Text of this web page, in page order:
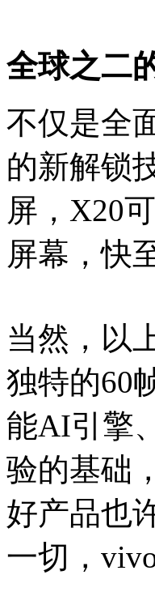
全球之二
不仅是全
的新解锁
屏，X20
屏幕，快
当然，以
独特的60
能AI引擎
验的基础
好产品也
一切，